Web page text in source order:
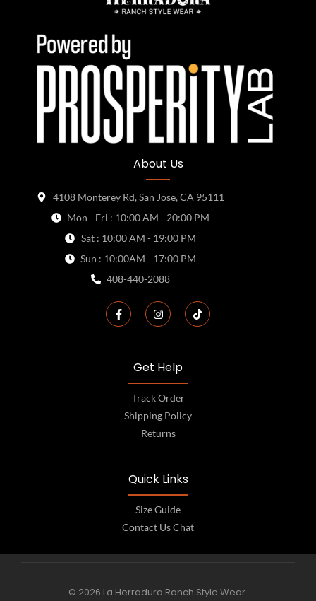
About Us
4108 Monterey Rd, San Jose, CA 95111
Mon - Fri : 10:00 AM - 20:00 PM
Sat : 10:00 AM - 19:00 PM
Sun : 10:00AM - 17:00 PM
408-440-2088
Get Help
Track Order
Shipping Policy
Returns
Quick Links
Size Guide
Contact Us Chat
© 2026 La Herradura Ranch Style Wear.